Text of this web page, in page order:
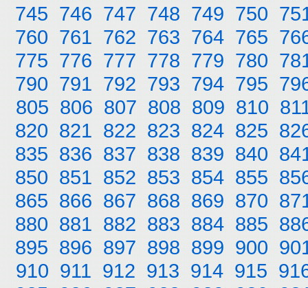
745 746 747 748 749 750
760 761 762 763 764 765
775 776 777 778 779 780
790 791 792 793 794 795
805 806 807 808 809 810
820 821 822 823 824 825
835 836 837 838 839 840
850 851 852 853 854 855
865 866 867 868 869 870
880 881 882 883 884 885
895 896 897 898 899 900
910 911 912 913 914 915